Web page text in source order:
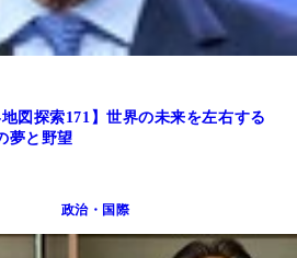
地図探索171】世界の未来を左右する
夢と野望
政治・国際